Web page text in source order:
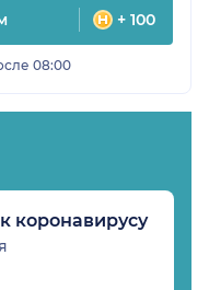
+ 100
08:00
коронавирусу